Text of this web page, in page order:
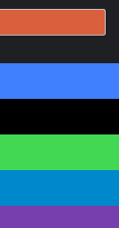
& Developed